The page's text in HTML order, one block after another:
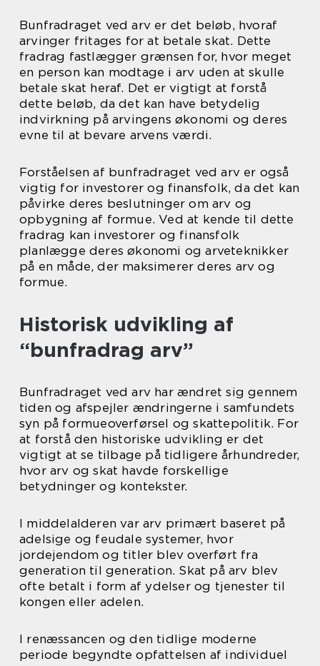
Bunfradraget ved arv er det beløb, hvoraf
arvinger fritages for at betale skat. Dette
fradrag fastlægger grænsen for, hvor meget
en person kan modtage i arv uden at skulle
betale skat heraf. Det er vigtigt at forstå
dette beløb, da det kan have betydelig
indvirkning på arvingens økonomi og deres
evne til at bevare arvens værdi.
Forståelsen af bunfradraget ved arv er også
vigtig for investorer og finansfolk, da det kan
påvirke deres beslutninger om arv og
opbygning af formue. Ved at kende til dette
fradrag kan investorer og finansfolk
planlægge deres økonomi og arveteknikker
på en måde, der maksimerer deres arv og
formue.
Historisk udvikling af
“bunfradrag arv”
Bunfradraget ved arv har ændret sig gennem
tiden og afspejler ændringerne i samfundets
syn på formueoverførsel og skattepolitik. For
at forstå den historiske udvikling er det
vigtigt at se tilbage på tidligere århundreder,
hvor arv og skat havde forskellige
betydninger og kontekster.
I middelalderen var arv primært baseret på
adelsige og feudale systemer, hvor
jordejendom og titler blev overført fra
generation til generation. Skat på arv blev
ofte betalt i form af ydelser og tjenester til
kongen eller adelen.
I renæssancen og den tidlige moderne
periode begyndte opfattelsen af individuel